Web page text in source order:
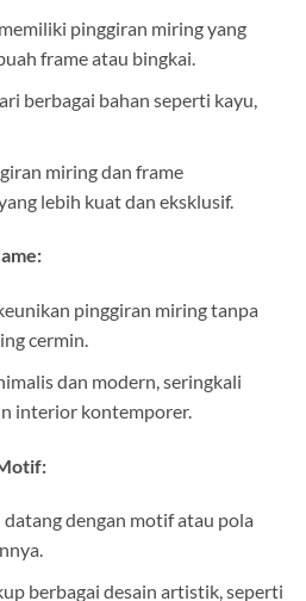
pinggiran miring yang
frame atau bingkai.
berbagai bahan seperti kayu,
miring dan frame
lebih kuat dan eksklusif.
pinggiran miring tanpa
cermin.
dan modern, seringkali
interior kontemporer.
dengan motif atau pola
berbagai desain artistik, seperti